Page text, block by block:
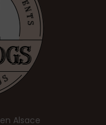
en Alsace